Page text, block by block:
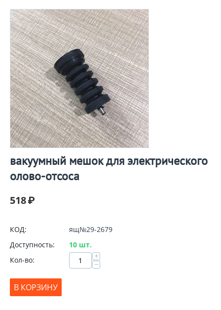
вакуумный мешок для электрического
олово-отсоса
518₽
КОД:
ящ№29-2679
Доступность:
10 шт.
Кол-во:
+
−
В КОРЗИНУ